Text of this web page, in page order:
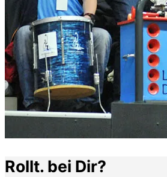
Rollt. bei Dir?